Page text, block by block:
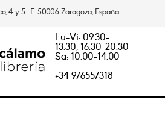
4 y 5. E-50006 Zaragoza, España
Lu-Vi: 09.30-
13.30, 16.30-20.30
Sa: 10.00-14.00
+34 976557318